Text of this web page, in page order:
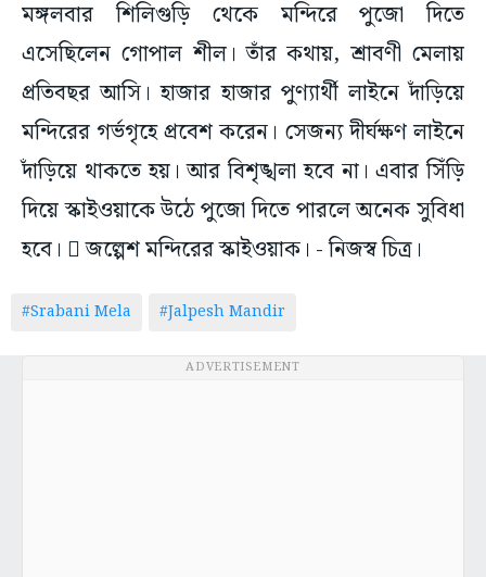
মঙ্গলবার শিলিগুড়ি থেকে মন্দিরে পুজো দিতে
এসেছিলেন গোপাল শীল। তাঁর কথায়, শ্রাবণী মেলায়
প্রতিবছর আসি। হাজার হাজার পুণ্যার্থী লাইনে দাঁড়িয়ে
মন্দিরের গর্ভগৃহে প্রবেশ করেন। সেজন্য দীর্ঘক্ষণ লাইনে
দাঁড়িয়ে থাকতে হয়। আর বিশৃঙ্খলা হবে না। এবার সিঁড়ি
দিয়ে স্কাইওয়াকে উঠে পুজো দিতে পারলে অনেক সুবিধা
হবে।  জল্পেশ মন্দিরের স্কাইওয়াক। - নিজস্ব চিত্র।
#Srabani Mela #Jalpesh Mandir
ADVERTISEMENT